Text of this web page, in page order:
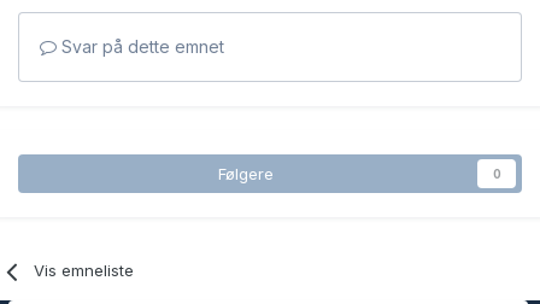
Svar på dette emnet
Følgere 0
Vis emneliste